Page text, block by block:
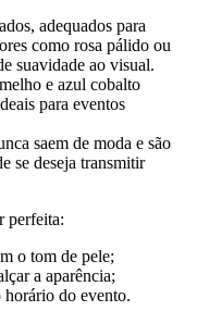
adequados para
como rosa pálido ou
suavidade ao visual.
e azul cobalto
para eventos
saem de moda e são
se deseja transmitir
perfeita:
o tom de pele;
a aparência;
horário do evento.